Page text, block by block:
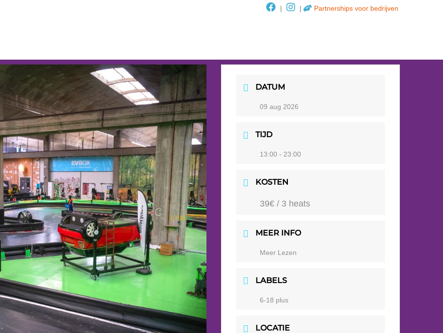
| | Partnerships voor bedrijven
DATUM
09 aug 2026
TIJD
13:00 - 23:00
KOSTEN
39€ / 3 heats
MEER INFO
Meer Lezen
LABELS
6-18 plus
LOCATIE